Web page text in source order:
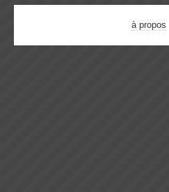
à propos